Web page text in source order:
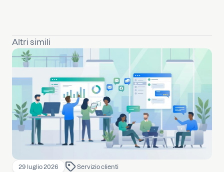
Altri simili
29 luglio 2026 Servizio clienti